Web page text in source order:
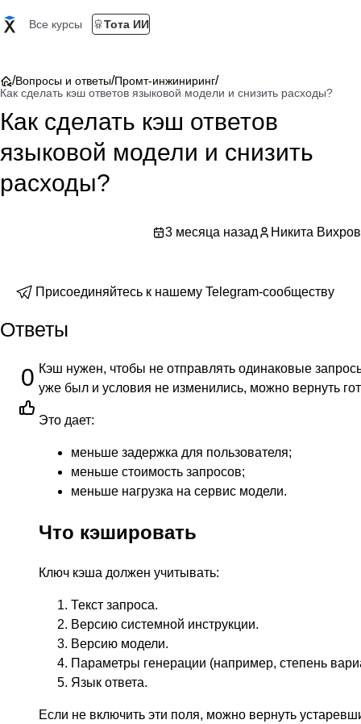
Все курсы Тота ИИ
/Вопросы и ответы/Промт-инжиниринг/
Как сделать кэш ответов языковой модели и снизить расходы?
Как сделать кэш ответов
языковой модели и снизить
расходы?
3 месяца назад Никита Вихров
Присоединяйтесь к нашему Telegram-сообществу
Ответы
0 Кэш нужен, чтобы не отправлять одинаковые
уже был и условия не изменились, можно вернуть
Это дает:
меньше задержка для пользователя;
меньше стоимость запросов;
меньше нагрузка на сервис модели.
Что кэшировать
Ключ кэша должен учитывать:
Текст запроса.
Версию системной инструкции.
Версию модели.
Параметры генерации (например, степень
Язык ответа.
Если не включить эти поля, можно вернуть